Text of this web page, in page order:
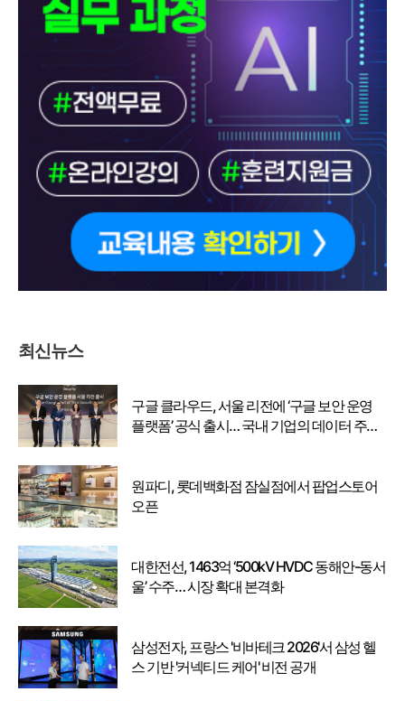
최신뉴스
구글 클라우드, 서울 리전에 ‘구글 보안 운영
플랫폼’ 공식 출시… 국내 기업의 데이터 주권
원파디, 롯데백화점 잠실점에서 팝업스토어
오픈
대한전선, 1463억 ‘500kV HVDC 동해안-동서
울’ 수주… 시장 확대 본격화
삼성전자, 프랑스 '비바테크 2026'서 삼성 헬
스 기반 '커넥티드 케어' 비전 공개